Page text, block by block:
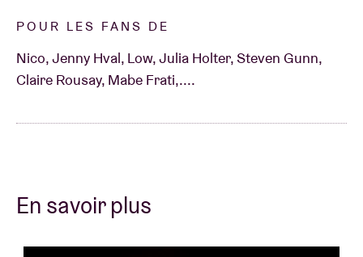
POUR LES FANS DE
Nico, Jenny Hval, Low, Julia Holter, Steven Gunn,
Claire Rousay, Mabe Frati,....
En savoir plus